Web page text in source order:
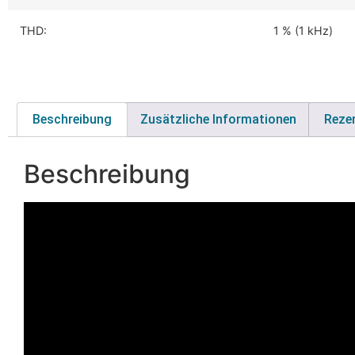
THD: 1 % (1 kHz)
Beschreibung Zusätzliche Informationen
Beschreibung